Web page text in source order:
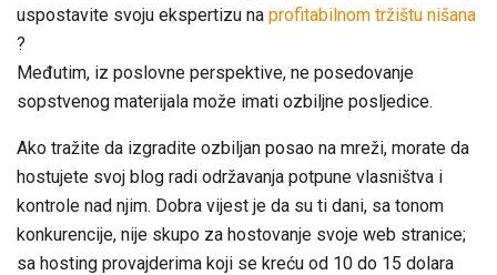
uspostavite svoju ekspertizu na profitabilnom tržištu nišana
?
Međutim, iz poslovne perspektive, ne posedovanje
sopstvenog materijala može imati ozbiljne posljedice.
Ako tražite da izgradite ozbiljan posao na mreži, morate da
hostujete svoj blog radi održavanja potpune vlasništva i
kontrole nad njim. Dobra vijest je da su ti dani, sa tonom
konkurencije, nije skupo za hostovanje svoje web stranice;
sa hosting provajderima koji se kreću od 10 do 15 dolara